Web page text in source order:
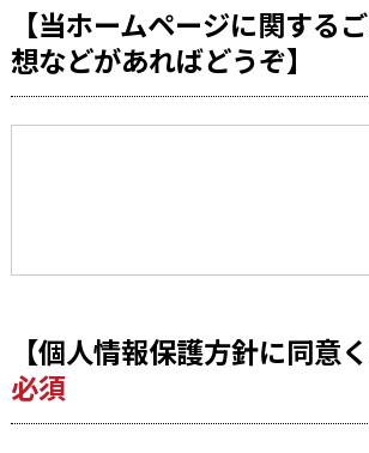
【当ホームページに関する
想などがあればどうぞ】
【個人情報保護方針に同意く
必須